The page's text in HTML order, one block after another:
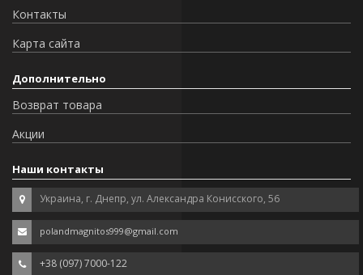
Контакты
Карта сайта
Дополнительно
Возврат товара
Акции
Наши контакты
Украина, г. Днепр, ул. Александра Конисского, 56
polandmagnitos999@gmail.com
+38 (097) 7000-122